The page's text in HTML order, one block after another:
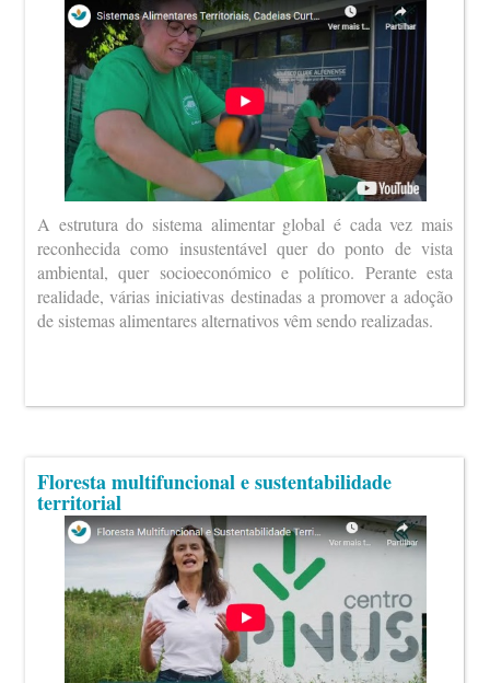
A estrutura do sistema alimentar global é cada vez mais
reconhecida como insustentável quer do ponto de vista
ambiental, quer socioeconómico e político. Perante esta
realidade, várias iniciativas destinadas a promover a adoção
de sistemas alimentares alternativos vêm sendo realizadas.
Floresta multifuncional e sustentabilidade
territorial